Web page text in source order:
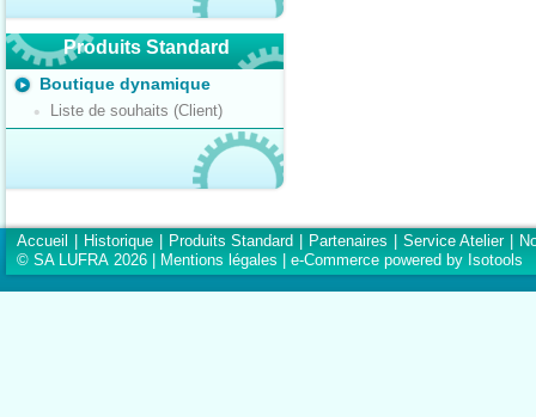
Produits Standard
Boutique dynamique
Liste de souhaits (Client)
Accueil Historique Produits Standard Partenaires Service Atelier
© SA LUFRA 2026 |
Mentions légales e-Commerce powered by Isotools